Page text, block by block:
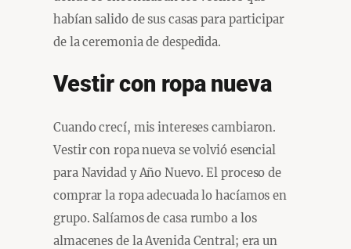
habían salido de sus casas para participar
de la ceremonia de despedida.
Vestir con ropa nueva
Cuando crecí, mis intereses cambiaron.
Vestir con ropa nueva se volvió esencial
para Navidad y Año Nuevo. El proceso de
comprar la ropa adecuada lo hacíamos en
grupo. Salíamos de casa rumbo a los
almacenes de la Avenida Central; era un